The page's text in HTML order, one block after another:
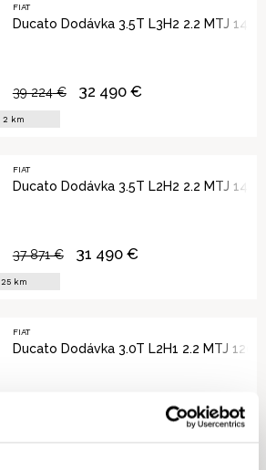
FIAT
Ducato Dodávka 3.5T L3H2 2.2 MTJ 140
2 km
39 224€ 32 490€
FIAT
Ducato Dodávka 3.5T L2H2 2.2 MTJ 140
25km
37 871€ 31 490€
FIAT
Ducato Dodávka 3.0T L2H1 2.2 MTJ 120